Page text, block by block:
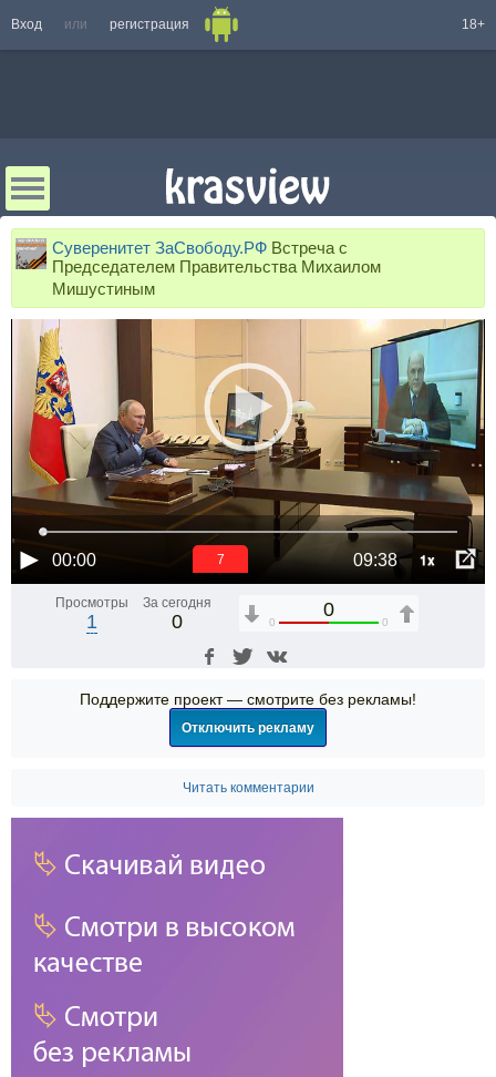
Вход или регистрация 18+
Суверенитет ЗаСвободу.РФ Встреча с
Председателем Правительства Михаилом
Мишустиным
00:00 09:38 1x
6
Просмотры
1
За сегодня
0
0
0 0
Поддержите проект — смотрите без рекламы!
Отключить рекламу
Читать комментарии